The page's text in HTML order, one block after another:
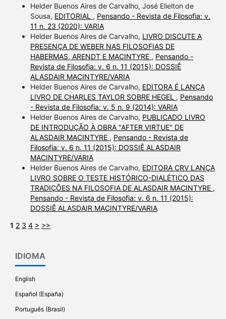
Helder Buenos Aires de Carvalho, José Elielton de
Sousa, EDITORIAL , Pensando - Revista de Filosofia: v.
11 n. 23 (2020): VARIA
Helder Buenos Aires de Carvalho, LIVRO DISCUTE A
PRESENÇA DE WEBER NAS FILOSOFIAS DE
HABERMAS, ARENDT E MACINTYRE , Pensando -
Revista de Filosofia: v. 6 n. 11 (2015): DOSSIÊ
ALASDAIR MACINTYRE/VARIA
Helder Buenos Aires de Carvalho, EDITORA É LANÇA
LIVRO DE CHARLES TAYLOR SOBRE HEGEL , Pensando
- Revista de Filosofia: v. 5 n. 9 (2014): VARIA
Helder Buenos Aires de Carvalho, PUBLICADO LIVRO
DE INTRODUÇÃO À OBRA "AFTER VIRTUE" DE
ALASDAIR MACINTYRE , Pensando - Revista de
Filosofia: v. 6 n. 11 (2015): DOSSIÊ ALASDAIR
MACINTYRE/VARIA
Helder Buenos Aires de Carvalho, EDITORA CRV LANÇA
LIVRO SOBRE O TESTE HISTÓRICO-DIALÉTICO DAS
TRADIÇÕES NA FILOSOFIA DE ALASDAIR MACINTYRE ,
Pensando - Revista de Filosofia: v. 6 n. 11 (2015):
DOSSIÊ ALASDAIR MACINTYRE/VARIA
1 2 3 4 > >>
IDIOMA
English
Español (España)
Português (Brasil)